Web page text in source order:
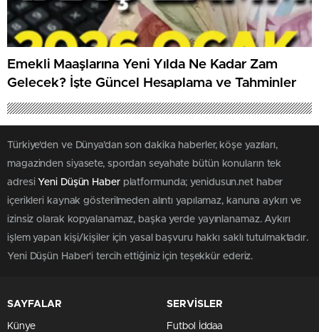
Emekli Maaşlarına Yeni Yılda Ne Kadar Zam
Gelecek? İşte Güncel Hesaplama ve Tahminler
Türkiye'den ve Dünya’dan son dakika haberler, köşe yazıları,
magazinden siyasete, spordan seyahate bütün konuların tek
adresiYeni Düşün Haberplatformunda; yenidusun.net haber
içerikleri kaynak gösterilmeden alıntı yapılamaz, kanuna aykırı ve
izinsiz olarak kopyalanamaz, başka yerde yayınlanamaz. Aykırı
işlem yapan kişi/kişiler için yasal başvuru hakkı saklı tutulmaktadır.
Yeni Düşün Haber'i tercih ettiğiniz için teşekkür ederiz.
SAYFALAR
Künye
SERVİSLER
Futbol İddaa